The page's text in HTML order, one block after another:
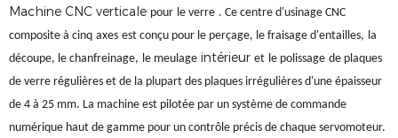
Machine CNC verticale pour le verre . Ce centre d'usinage CNC
composite à cinq axes est conçu pour le perçage, le fraisage d'entailles, la
découpe, le chanfreinage, le meulage intérieur et le polissage de plaques
de verre régulières et de la plupart des plaques irrégulières d'une épaisseur
de 4 à 25 mm. La machine est pilotée par un système de commande
numérique haut de gamme pour un contrôle précis de chaque servomoteur.